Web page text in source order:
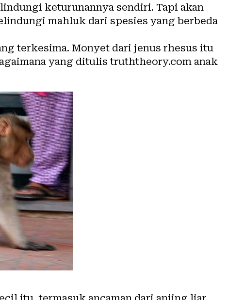
keturunannya sendiri. Tapi akan
mahluk dari spesies yang berbeda
terkesima. Monyet dari jenus rhesus itu
yang ditulistruththeory.com anak